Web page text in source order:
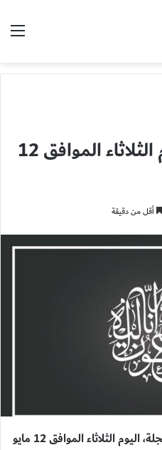
وفيات الكويت اليوم الثلاثاء الموافق 12
أقل من دقيقة
بيان بحالات وفيات الكويت المُسجلة، اليوم الثلاثاء الموافق 12 مايو